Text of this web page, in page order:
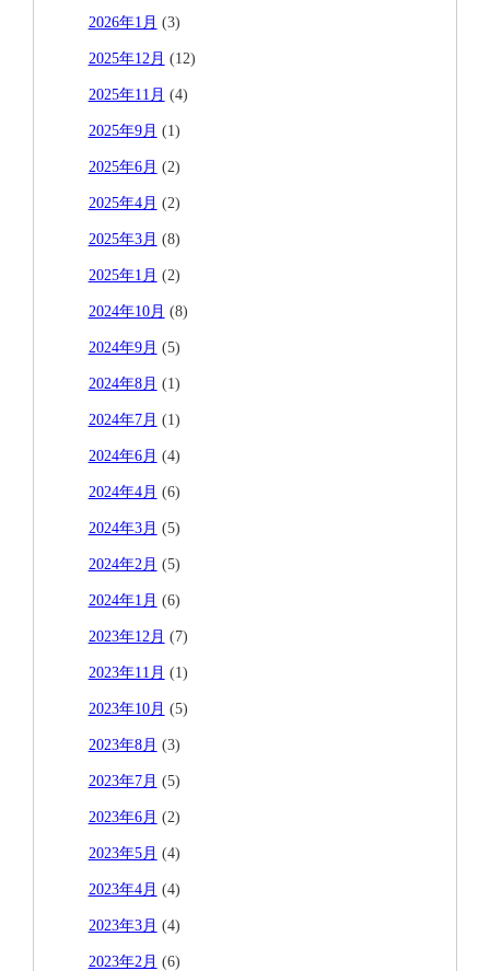
2026年1月 (3)
2025年12月 (12)
2025年11月 (4)
2025年9月 (1)
2025年6月 (2)
2025年4月 (2)
2025年3月 (8)
2025年1月 (2)
2024年10月 (8)
2024年9月 (5)
2024年8月 (1)
2024年7月 (1)
2024年6月 (4)
2024年4月 (6)
2024年3月 (5)
2024年2月 (5)
2024年1月 (6)
2023年12月 (7)
2023年11月 (1)
2023年10月 (5)
2023年8月 (3)
2023年7月 (5)
2023年6月 (2)
2023年5月 (4)
2023年4月 (4)
2023年3月 (4)
2023年2月 (6)